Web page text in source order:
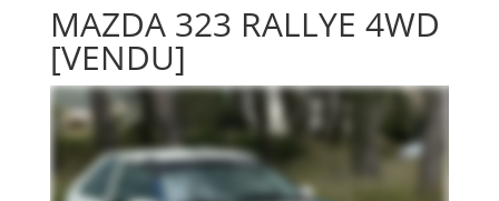
MAZDA 323 RALLYE 4WD
[VENDU]